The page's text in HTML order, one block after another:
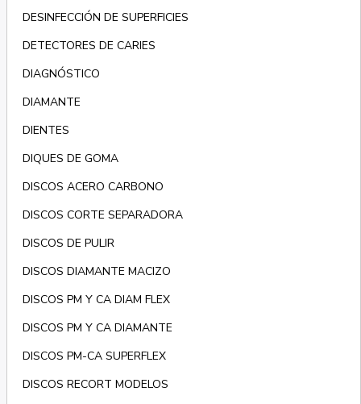
DESINFECCIÓN DE SUPERFICIES
DETECTORES DE CARIES
DIAGNÓSTICO
DIAMANTE
DIENTES
DIQUES DE GOMA
DISCOS ACERO CARBONO
DISCOS CORTE SEPARADORA
DISCOS DE PULIR
DISCOS DIAMANTE MACIZO
DISCOS PM Y CA DIAM FLEX
DISCOS PM Y CA DIAMANTE
DISCOS PM-CA SUPERFLEX
DISCOS RECORT MODELOS